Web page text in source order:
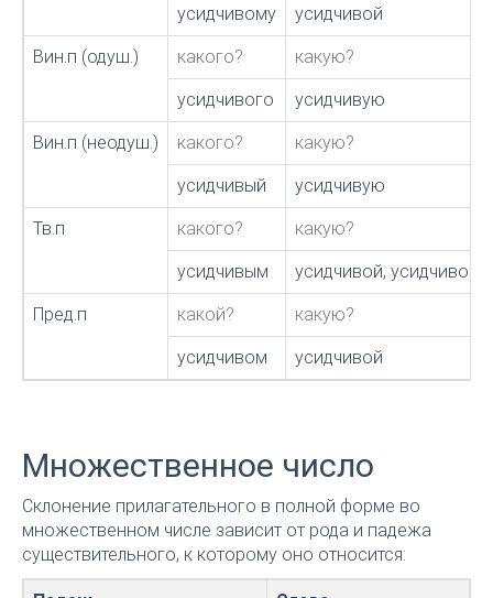
усидчивому усидчивой
Вин.п (одуш.) какого? какую?
усидчивого усидчивую
Вин.п (неодуш.) какого? какую?
усидчивый усидчивую
Тв.п какого? какую?
усидчивым усидчивой, усидчивою
Пред.п какой? какую?
усидчивом усидчивой
Множественное число
Склонение прилагательного в полной форме во
множественном числе зависит от рода и падежа
существительного, к которому оно относится: